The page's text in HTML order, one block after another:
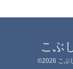
こぶ
©2026 こぶ